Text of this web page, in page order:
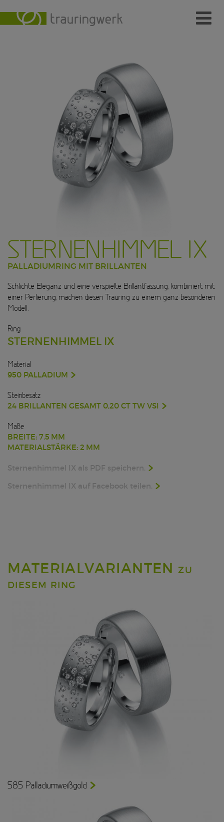
Individuelle Schmuckstücke
Kundenmeinungen
Kontakt
STERNENHIMMEL IX
PALLADIUMRING MIT BRILLANTEN
Schlichte Eleganz und eine verspielte Brillantfassung, kombiniert mit
einer Perlierung, machen diesen Trauring zu einem ganz besonderen
Modell.
Ring
STERNENHIMMEL IX
Material
950 PALLADIUM
Steinbesatz
24 BRILLANTEN GESAMT 0,20 CT TW VSI
Maße
BREITE: 7.5 MM
MATERIALSTÄRKE: 2 MM
Sternenhimmel IX als PDF speichern.
Sternenhimmel IX auf Facebook teilen.
MATERIALVARIANTENZU
DIESEM RING
585 Palladiumweißgold